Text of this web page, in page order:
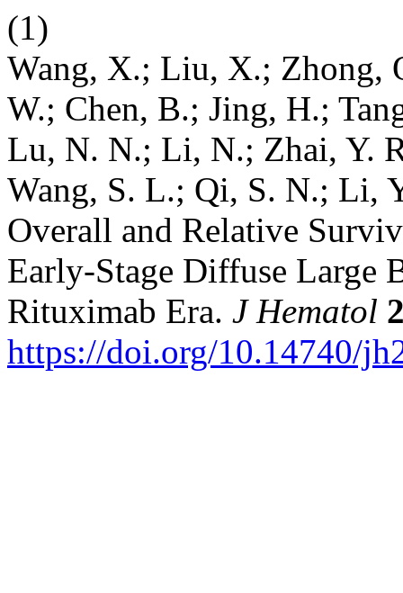
(1)
Wang, X.; Liu, X.; Zhong,
W.; Chen, B.; Jing, H.;
Lu, N. N.; Li, N.; Zhai, Y.
Wang, S. L.; Qi, S. N.; Li,
Overall and Relative
Early-Stage Diffuse Large
Rituximab Era. J Hematol
https://doi.org/10.14740/